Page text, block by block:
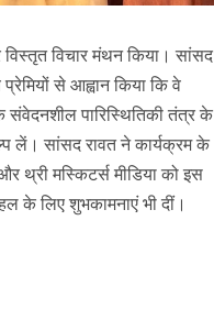
विस्तृत विचार मंथन किया। सांसद
से आह्वान किया कि वे
संवेदनशील पारिस्थितिकी तंत्र के
लें। सांसद रावत ने कार्यक्रम के
थ्री मस्किटर्स मीडिया को इस
के लिए शुभकामनाएं भी दीं।